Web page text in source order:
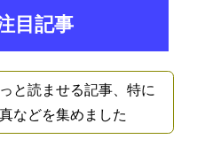
目記事
と読ませる記事、特に
などを集めました